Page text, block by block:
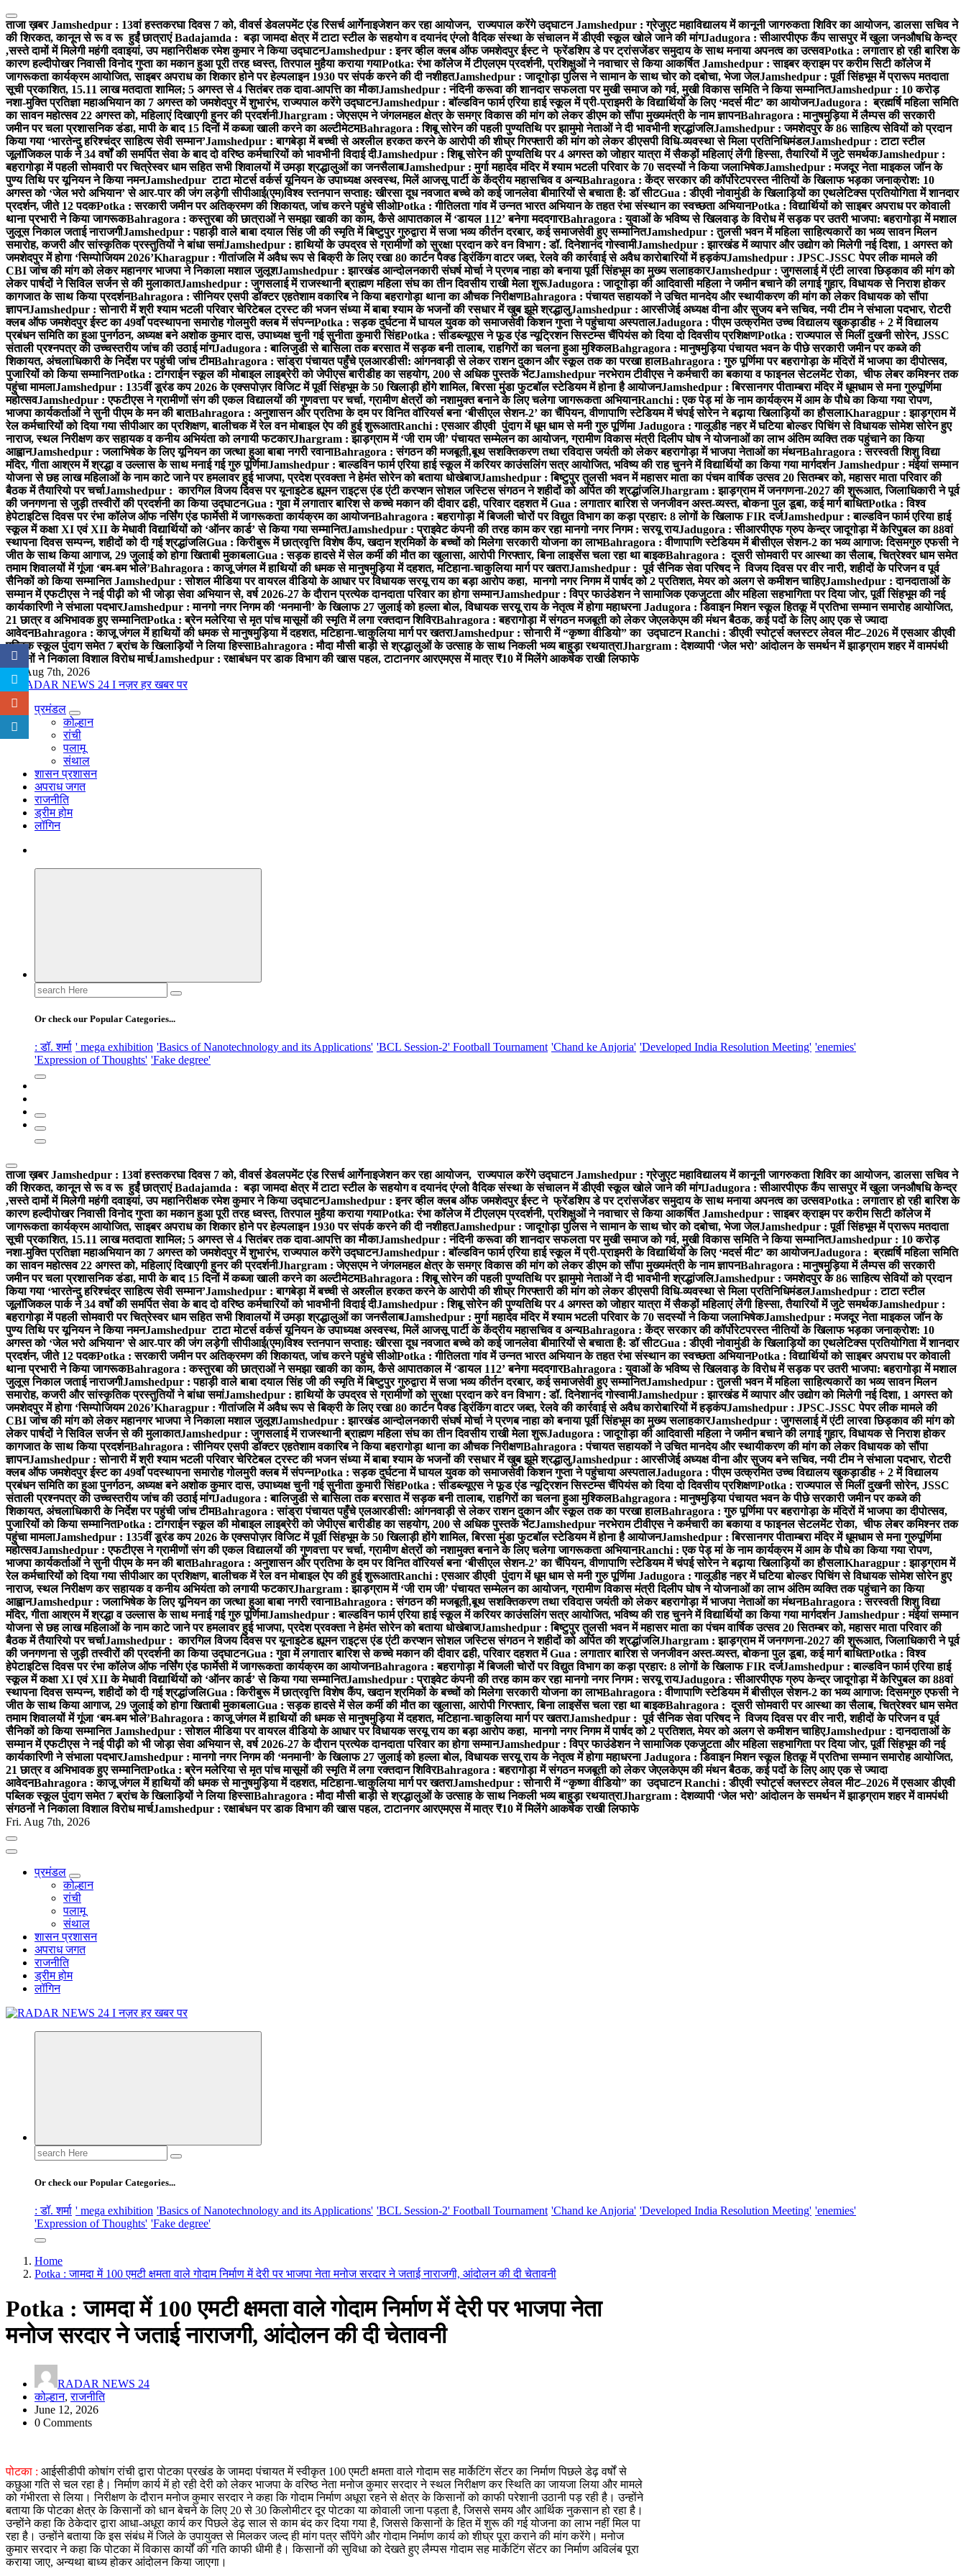
Skip
to
content
ताजा ख़बरJamshedpur : 13वां हस्तकरघा दिवस 7 को, वीवर्स डेवलपमेंट एंड रिसर्च आर्गेनाइजेशन कर रहा आयोजन, राज्यपाल करेंगे उद्घाटनJamshedpur : ग्रेजुएट महाविद्यालय में कानूनी जागरुकता शिविर का आयोजन, डालसा सचिव ने
की शिरकत, कानून से रू व रू हुईं छात्राएंBadajamda : बड़ा जामदा क्षेत्र में टाटा स्टील के सहयोग व दयानंद एंग्लो वैदिक संस्था के संचालन में डीएवी स्कूल खोले जाने की मांगJadugora : सीआरपीएफ कैंप सासपुर में खुला जनऔषधि केन्द्र
,सस्ते दामों में मिलेगी महंगी दवाइयां, उप महानिरीक्षक रमेश कुमार ने किया उद्घाटनJamshedpur : इनर व्हील क्लब ऑफ जमशेदपुर ईस्ट ने फ्रेंडशिप डे पर ट्रांसजेंडर समुदाय के साथ मनाया अपनत्व का उत्सवPotka : लगातार हो रही बारिश के
कारण हल्दीपोखर निवासी विनोद गुप्ता का मकान हुआ पूरी तरह ध्वस्त, तिरपाल मुहैया कराया गयाPotka: रंभा कॉलेज में टीएलएम प्रदर्शनी, प्रशिक्षुओं ने नवाचार से किया आकर्षितJamshedpur : साइबर क्राइम पर करीम सिटी कॉलेज में
जागरूकता कार्यक्रम आयोजित, साइबर अपराध का शिकार होने पर हेल्पलाइन 1930 पर संपर्क करने की दी नशीहतJamshedpur : जादूगोड़ा पुलिस ने सामान के साथ चोर को दबोचा, भेजा जेलJamshedpur : पूर्वी सिंहभूम में प्रारूप मतदाता
सूची प्रकाशित, 15.11 लाख मतदाता शामिल; 5 अगस्त से 4 सितंबर तक दावा-आपत्ति का मौकाJamshedpur : नंदिनी करूवा की शानदार सफलता पर मुखी समाज को गर्व, मुखी विकास समिति ने किया सम्मानितJamshedpur : 10 करोड़
नशा-मुक्ति प्रतिज्ञा महाअभियान का 7 अगस्त को जमशेदपुर में शुभारंभ, राज्यपाल करेंगे उद्घाटनJamshedpur : बॉल्डविन फार्म एरिया हाई स्कूल में प्री-प्राइमरी के विद्यार्थियों के लिए ‘मदर्स मीट’ का आयोजनJadugora : ब्रह्मर्षि महिला समिति
का सावन महोत्सव 22 अगस्त को, महिलाएं दिखाएगी हुनर की प्रदर्शनीJhargram : जेएसएम ने जंगलमहल क्षेत्र के समग्र विकास की मांग को लेकर डीएम को सौंपा मुख्यमंत्री के नाम ज्ञापनBahragora : मानुषमुड़िया में लैम्पस की सरकारी
जमीन पर चला प्रशासनिक डंडा, मापी के बाद 15 दिनों में कब्जा खाली करने का अल्टीमेटमBahragora : शिबू सोरेन की पहली पुण्यतिथि पर झामुमो नेताओं ने दी भावभीनी श्रद्धांजलिJamshedpur : जमशेदपुर के 86 साहित्य सेवियों को प्रदान
किया गया ‘भारतेन्दु हरिश्चंद्र साहित्य सेवी सम्मान’Jamshedpur : बागबेड़ा में बच्ची से अश्लील हरकत करने के आरोपी की शीघ्र गिरफ्तारी की मांग को लेकर डीएसपी विधि-व्यवस्था से मिला प्रतिनिधिमंडलJamshedpur : टाटा स्टील
जूलॉजिकल पार्क ने 34 वर्षों की समर्पित सेवा के बाद दो वरिष्ठ कर्मचारियों को भावभीनी विदाई दीJamshedpur : शिबू सोरेन की पुण्यतिथि पर 4 अगस्त को जोहार यात्रा में सैकड़ों महिलाएं लेंगी हिस्सा, तैयारियों में जुटे समर्थकJamshedpur :
बहरागोड़ा में पहली सोमवारी पर चित्रेस्वर धाम सहित सभी शिवालयों में उमड़ा श्रद्धालुओं का जनसैलाबJamshedpur : मुर्गा महादेव मंदिर में श्याम भटली परिवार के 70 सदस्यों ने किया जलाभिषेकJamshedpur : मजदूर नेता माइकल जॉन के
पुण्य तिथि पर यूनियन ने किया नमनJamshedpur टाटा मोटर्स वर्कर्स यूनियन के उपाध्यक्ष अस्वस्थ, मिलें आजसू पार्टी के केंद्रीय महासचिव व अन्यBahragora : केंद्र सरकार की कॉर्पोरेटपरस्त नीतियों के खिलाफ भड़का जनाक्रोश: 10
अगस्त को ‘जेल भरो अभियान’ से आर-पार की जंग लड़ेगी सीपीआई(एम)विश्व स्तनपान सप्ताह: खीरसा दूध नवजात बच्चे को कई जानलेवा बीमारियों से बचाता है: डॉ सीटGua : डीएवी नोवामुंडी के खिलाड़ियों का एथलेटिक्स प्रतियोगिता में शानदार
प्रदर्शन, जीते 12 पदकPotka : सरकारी जमीन पर अतिक्रमण की शिकायत, जांच करने पहुंचे सीओPotka : गीतिलता गांव में उन्नत भारत अभियान के तहत रंभा संस्थान का स्वच्छता अभियानPotka : विद्यार्थियों को साइबर अपराध पर कोवाली
थाना प्रभारी ने किया जागरूकBahragora : कस्तुरबा की छात्राओं ने समझा खाकी का काम, कैसे आपातकाल में ‘डायल 112’ बनेगा मददगारBahragora : युवाओं के भविष्य से खिलवाड़ के विरोध में सड़क पर उतरी भाजपा: बहरागोड़ा में मशाल
जुलूस निकाल जताई नाराजगीJamshedpur : पहाड़ी वाले बाबा दयाल सिंह जी की स्मृति में बिष्टुपुर गुरुद्वारा में सजा भव्य कीर्तन दरबार, कई समाजसेवी हुए सम्मानितJamshedpur : तुलसी भवन में महिला साहित्यकारों का भव्य सावन मिलन
समारोह, कजरी और सांस्कृतिक प्रस्तुतियों ने बांधा समांJamshedpur : हाथियों के उपद्रव से ग्रामीणों को सुरक्षा प्रदान करे वन विभाग : डॉ. दिनेशानंद गोस्वामीJamshedpur : झारखंड में व्यापार और उद्योग को मिलेगी नई दिशा, 1 अगस्त को
जमशेदपुर में होगा ‘सिम्पोजियम 2026’Kharagpur : गीतांजलि में अवैध रूप से बिक्री के लिए रखा 80 कार्टन पैक्ड ड्रिंकिंग वाटर जब्त, रेलवे की कार्रवाई से अवैध कारोबारियों में हड़कंपJamshedpur : JPSC-JSSC पेपर लीक मामले की
CBI जांच की मांग को लेकर महानगर भाजपा ने निकाला मशाल जुलूशJamshedpur : झारखंड आन्दोलनकारी संघर्ष मोर्चा ने प्रणब नाहा को बनाया पूर्वी सिंहभूम का मुख्य सलाहकारJamshedpur : जुगसलाई में एंटी लारवा छिड़काव की मांग को
लेकर पार्षदों ने सिविल सर्जन से की मुलाकातJamshedpur : जुगसलाई में राजस्थानी ब्राह्मण महिला संघ का तीन दिवसीय राखी मेला शुरूJadugora : जादूगोड़ा की आदिवासी महिला ने जमीन बचाने की लगाई गुहार, विधायक से निराश होकर
कागजात के साथ किया प्रदर्शनBahragora : सीनियर एसपी डॉक्टर एहतेशाम वकारिब ने किया बहरागोड़ा थाना का औचक निरीक्षणBahragora : पंचायत सहायकों ने उचित मानदेय और स्थायीकरण की मांग को लेकर विधायक को सौंपा
ज्ञापनJamshedpur : सोनारी में श्री श्याम भटली परिवार चेरिटेबल ट्रस्ट की भजन संध्या में बाबा श्याम के भजनों की रसधार में खुब झूमे श्रद्धालुJamshedpur : आरसीजेई अध्यक्ष वीना और सुजय बने सचिव, नयी टीम ने संभाला पदभार, रोटरी
क्लब ऑफ जमशेदपुर ईस्ट का 49वाँ पदस्थापना समारोह गोलमुरी क्लब में संपन्नPotka : सड़क दुर्घटना में घायल युवक को समाजसेवी किशन गुप्ता ने पहुंचाया अस्पतालJadugora : पीएम उत्क्रमित उच्च विद्यालय खुकड़ाडीह + 2 में विद्यालय
प्रबंधन समिति का हुआ पुनर्गठन, अध्यक्ष बने अशोक कुमार दास, उपाध्यक्ष चुनी गई सुनीता कुमारी सिंहPotka : सीडब्ल्यूएस ने फूड एंड न्यूट्रिशन सिस्टम्स चैंपियंस को दिया दो दिवसीय प्रशिक्षणPotka : राज्यपाल से मिलीं दुखनी सोरेन, JSSC
संताली प्रश्नपत्र की उच्चस्तरीय जांच की उठाई मांगJadugora : बालिजुडी से बासिला तक बरसात में सड़क बनी तालाब, राहगिरों का चलना हुआ मुश्किलBahgragora : मानुषमुड़िया पंचायत भवन के पीछे सरकारी जमीन पर कब्जे की
शिकायत, अंचलाधिकारी के निर्देश पर पहुंची जांच टीमBahragora : सांड्रा पंचायत पहुँचे एलआरडीसी: आंगनवाड़ी से लेकर राशन दुकान और स्कूल तक का परखा हालBahragora : गुरु पूर्णिमा पर बहरागोड़ा के मंदिरों में भाजपा का दीपोत्सव,
पुजारियों को किया सम्मानितPotka : टांगराईन स्कूल की मोबाइल लाइब्रेरी को जेपीएस बारीडीह का सहयोग, 200 से अधिक पुस्तकें भेंटJamshedpur नरभेराम टीवीएस ने कर्मचारी का बकाया व फाइनल सेटलमेंट रोका, चीफ लेबर कमिश्नर तक
पहुंचा मामलाJamshedpur : 135वीं डूरंड कप 2026 के एक्सपोज़र विजिट में पूर्वी सिंहभूम के 50 खिलाड़ी होंगे शामिल, बिरसा मुंडा फुटबॉल स्टेडियम में होना है आयोजनJamshedpur : बिरसानगर पीताम्बरा मंदिर में धूमधाम से मना गुरुपूर्णिमा
महोत्सवJamshedpur : एफटीएस ने ग्रामीणों संग की एकल विद्यालयों की गुणवत्ता पर चर्चा, ग्रामीण क्षेत्रों को नशामुक्त बनाने के लिए चलेगा जागरूकता अभियानRanchi : एक पेड़ मां के नाम कार्यक्रम में आम के पौधे का किया गया रोपण,
भाजपा कार्यकर्ताओं ने सुनी पीएम के मन की बातBahragora : अनुशासन और प्रतिभा के दम पर विनित वॉरियर्स बना ‘बीसीएल सेशन-2’ का चैंपियन, वीणापाणि स्टेडियम में चंपई सोरेन ने बढ़ाया खिलाड़ियों का हौसलाKharagpur : झाड़ग्राम में
रेल कर्मचारियों को दिया गया सीपीआर का प्रशिक्षण, बालीचक में रेल वन मोबाइल ऐप की हुई शुरूआतRanchi : एसआर डीएवी पुंदाग में धूम धाम से मनी गुरु पूर्णिमाJadugora : गालूडीह नहर में घटिया बोल्डर पिचिंग से विधायक सोमेश सोरेन हुए
नाराज, स्थल निरीक्षण कर सहायक व कनीय अभियंता को लगायी फटकारJhargram : झाड़ग्राम में ‘जी राम जी’ पंचायत सम्मेलन का आयोजन, ग्रामीण विकास मंत्री दिलीप घोष ने योजनाओं का लाभ अंतिम व्यक्ति तक पहुंचाने का किया
आह्वानJamshedpur : जलाभिषेक के लिए यूनियन का जत्था हुआ बाबा नगरी रवानाBahragora : संगठन की मजबूती,बूथ सशक्तिकरण तथा रविदास जयंती को लेकर बहरागोड़ा में भाजपा नेताओं का मंथनBahragora : सरस्वती शिशु विद्या
मंदिर, गीता आश्रम में श्रद्धा व उल्लास के साथ मनाई गई गुरु पूर्णिमाJamshedpur : बाल्डविन फार्म एरिया हाई स्कूल में करियर काउंसलिंग सत्र आयोजित, भविष्य की राह चुनने में विद्यार्थियों का किया गया मार्गदर्शनJamshedpur : मंईयां सम्मान
योजना से छह लाख महिलाओं के नाम काटे जाने पर हमलावर हुई भाजपा, प्रदेश प्रवक्ता ने हेमंत सोरेन को बताया धोखेबाजJamshedpur : बिष्टुपुर तुलसी भवन में महासर माता का पंचम वार्षिक उत्सव 20 सितम्बर को, महासर माता परिवार की
बैठक में तैयारियो पर चर्चाJamshedpur : कारगिल विजय दिवस पर यूनाइटेड ह्यूमन राइट्स एंड एंटी करप्शन सोशल जस्टिस संगठन ने शहीदों को अर्पित की श्रद्धांजलिJhargram : झाड़ग्राम में जनगणना-2027 की शुरूआत, जिलाधिकारी ने पूर्व
की जनगणना से जुड़ी तस्वीरों की प्रदर्शनी का किया उद्घाटनGua : गुवा में लगातार बारिश से कच्चे मकान की दीवार ढही, परिवार दहशत मेंGua : लगातार बारिश से जनजीवन अस्त-व्यस्त, बोकना पुल डूबा, कई मार्ग बाधितPotka : विश्व
हेपेटाइटिस दिवस पर रंभा कॉलेज ऑफ नर्सिंग एंड फार्मेसी में जागरूकता कार्यक्रम का आयोजनBahragora : बहरागोड़ा में बिजली चोरों पर विद्युत विभाग का कड़ा प्रहार: 8 लोगों के खिलाफ FIR दर्जJamshedpur : बाल्डविन फार्म एरिया हाई
स्कूल में कक्षा XI एवं XII के मेधावी विद्यार्थियों को ‘ऑनर कार्ड’ से किया गया सम्मानितJamshedpur : प्राइवेट कंपनी की तरह काम कर रहा मानगो नगर निगम : सरयू रायJadugora : सीआरपीएफ ग्रुप केन्द्र जादूगोड़ा में केरिपुबल का 88वां
स्थापना दिवस सम्पन्न, शहीदों को दी गई श्रद्धांजलिGua : किरीबुरू में छात्रवृत्ति विशेष कैंप, खदान श्रमिकों के बच्चों को मिलेगा सरकारी योजना का लाभBahragora : वीणापाणि स्टेडियम में बीसीएल सेशन-2 का भव्य आगाज: दिसमगुरु एफसी ने
जीत के साथ किया आगाज, 29 जुलाई को होगा खिताबी मुकाबलाGua : सड़क हादसे में सेल कर्मी की मौत का खुलासा, आरोपी गिरफ्तार, बिना लाइसेंस चला रहा था बाइकBahragora : दूसरी सोमवारी पर आस्था का सैलाब, चित्रेश्वर धाम समेत
तमाम शिवालयों में गूंजा ‘बम-बम भोले’Bahragora : काजू जंगल में हाथियों की धमक से मानुषमुड़िया में दहशत, मटिहाना-चाकुलिया मार्ग पर खतराJamshedpur : पूर्व सैनिक सेवा परिषद ने विजय दिवस पर वीर नारी, शहीदों के परिजन व पूर्व
सैनिकों को किया सम्मानितJamshedpur : सोशल मीडिया पर वायरल वीडियो के आधार पर विधायक सरयू राय का बड़ा आरोप कहा, मानगो नगर निगम में पार्षद को 2 प्रतिशत, मेयर को अलग से कमीशन चाहिएJamshedpur : दानदाताओं के
सम्मान में एफटीएस ने नई पीढ़ी को भी जोड़ा सेवा अभियान से, वर्ष 2026-27 के दौरान प्रत्येक दानदाता परिवार का होगा सम्मानJamshedpur : विप्र फाउंडेशन ने सामाजिक एकजुटता और महिला सहभागिता पर दिया जोर, पूर्वी सिंहभूम की नई
कार्यकारिणी ने संभाला पदभारJamshedpur : मानगो नगर निगम की ‘मनमानी’ के खिलाफ 27 जुलाई को हल्ला बोल, विधायक सरयू राय के नेतृत्व में होगा महाधरनाJadugora : डिवाइन मिशन स्कूल हितकू में प्रतिभा सम्मान समारोह आयोजित,
21 छात्र व अभिभावक हुए सम्मानितPotka : ब्रेन मलेरिया से मृत पांच मासूमों की स्मृति में लगा रक्तदान शिविरBahragora : बहरागोड़ा में संगठन मजबूती को लेकर जेएलकेएम की मंथन बैठक, कई पदों के लिए आए एक से ज्यादा
आवेदनBahragora : काजू जंगल में हाथियों की धमक से मानुषमुड़िया में दहशत, मटिहाना-चाकुलिया मार्ग पर खतराJamshedpur : सोनारी में “कृष्णा वीडियो” का उद्घाटनRanchi : डीएवी स्पोर्ट्स क्लस्टर लेवल मीट–2026 में एसआर डीएवी
पब्लिक स्कूल पुंदाग समेत 7 ब्रांच के खिलाड़ियों ने लिया हिस्साBahragora : मौदा मौसी बाड़ी से श्रद्धालुओं के उत्साह के साथ निकली भव्य बाहुड़ा रथयात्राJhargram : देशव्यापी ‘जेल भरो’ आंदोलन के समर्थन में झाड़ग्राम शहर में वामपंथी
संगठनों ने निकाला विशाल विरोध मार्चJamshedpur : रक्षाबंधन पर डाक विभाग की खास पहल, टाटानगर आरएमएस में मात्र ₹10 में मिलेंगे आकर्षक राखी लिफाफे
Fri. Aug 7th, 2026
नज़र हर खबर पर
प्रमंडल
कोल्हान
रांची
पलामू
संथाल
शासन प्रशासन
अपराध जगत
राजनीति
ड्रीम होम
लॉगिन
Search
for:
Or check our Popular Categories...
: डॉ. शर्मा ' mega exhibition 'Basics of Nanotechnology and its Applications' 'BCL Session-2' Football Tournament 'Chand ke Anjoria' 'Developed India Resolution Meeting' 'enemies'
'Expression of Thoughts' 'Fake degree'
ताजा ख़बरJamshedpur : 13वां हस्तकरघा दिवस 7 को, वीवर्स डेवलपमेंट एंड रिसर्च आर्गेनाइजेशन कर रहा आयोजन, राज्यपाल करेंगे उद्घाटनJamshedpur : ग्रेजुएट महाविद्यालय में कानूनी जागरुकता शिविर का आयोजन, डालसा सचिव ने
की शिरकत, कानून से रू व रू हुईं छात्राएंBadajamda : बड़ा जामदा क्षेत्र में टाटा स्टील के सहयोग व दयानंद एंग्लो वैदिक संस्था के संचालन में डीएवी स्कूल खोले जाने की मांगJadugora : सीआरपीएफ कैंप सासपुर में खुला जनऔषधि केन्द्र
,सस्ते दामों में मिलेगी महंगी दवाइयां, उप महानिरीक्षक रमेश कुमार ने किया उद्घाटनJamshedpur : इनर व्हील क्लब ऑफ जमशेदपुर ईस्ट ने फ्रेंडशिप डे पर ट्रांसजेंडर समुदाय के साथ मनाया अपनत्व का उत्सवPotka : लगातार हो रही बारिश के
कारण हल्दीपोखर निवासी विनोद गुप्ता का मकान हुआ पूरी तरह ध्वस्त, तिरपाल मुहैया कराया गयाPotka: रंभा कॉलेज में टीएलएम प्रदर्शनी, प्रशिक्षुओं ने नवाचार से किया आकर्षितJamshedpur : साइबर क्राइम पर करीम सिटी कॉलेज में
जागरूकता कार्यक्रम आयोजित, साइबर अपराध का शिकार होने पर हेल्पलाइन 1930 पर संपर्क करने की दी नशीहतJamshedpur : जादूगोड़ा पुलिस ने सामान के साथ चोर को दबोचा, भेजा जेलJamshedpur : पूर्वी सिंहभूम में प्रारूप मतदाता
सूची प्रकाशित, 15.11 लाख मतदाता शामिल; 5 अगस्त से 4 सितंबर तक दावा-आपत्ति का मौकाJamshedpur : नंदिनी करूवा की शानदार सफलता पर मुखी समाज को गर्व, मुखी विकास समिति ने किया सम्मानितJamshedpur : 10 करोड़
नशा-मुक्ति प्रतिज्ञा महाअभियान का 7 अगस्त को जमशेदपुर में शुभारंभ, राज्यपाल करेंगे उद्घाटनJamshedpur : बॉल्डविन फार्म एरिया हाई स्कूल में प्री-प्राइमरी के विद्यार्थियों के लिए ‘मदर्स मीट’ का आयोजनJadugora : ब्रह्मर्षि महिला समिति
का सावन महोत्सव 22 अगस्त को, महिलाएं दिखाएगी हुनर की प्रदर्शनीJhargram : जेएसएम ने जंगलमहल क्षेत्र के समग्र विकास की मांग को लेकर डीएम को सौंपा मुख्यमंत्री के नाम ज्ञापनBahragora : मानुषमुड़िया में लैम्पस की सरकारी
जमीन पर चला प्रशासनिक डंडा, मापी के बाद 15 दिनों में कब्जा खाली करने का अल्टीमेटमBahragora : शिबू सोरेन की पहली पुण्यतिथि पर झामुमो नेताओं ने दी भावभीनी श्रद्धांजलिJamshedpur : जमशेदपुर के 86 साहित्य सेवियों को प्रदान
किया गया ‘भारतेन्दु हरिश्चंद्र साहित्य सेवी सम्मान’Jamshedpur : बागबेड़ा में बच्ची से अश्लील हरकत करने के आरोपी की शीघ्र गिरफ्तारी की मांग को लेकर डीएसपी विधि-व्यवस्था से मिला प्रतिनिधिमंडलJamshedpur : टाटा स्टील
जूलॉजिकल पार्क ने 34 वर्षों की समर्पित सेवा के बाद दो वरिष्ठ कर्मचारियों को भावभीनी विदाई दीJamshedpur : शिबू सोरेन की पुण्यतिथि पर 4 अगस्त को जोहार यात्रा में सैकड़ों महिलाएं लेंगी हिस्सा, तैयारियों में जुटे समर्थकJamshedpur :
बहरागोड़ा में पहली सोमवारी पर चित्रेस्वर धाम सहित सभी शिवालयों में उमड़ा श्रद्धालुओं का जनसैलाबJamshedpur : मुर्गा महादेव मंदिर में श्याम भटली परिवार के 70 सदस्यों ने किया जलाभिषेकJamshedpur : मजदूर नेता माइकल जॉन के
पुण्य तिथि पर यूनियन ने किया नमनJamshedpur टाटा मोटर्स वर्कर्स यूनियन के उपाध्यक्ष अस्वस्थ, मिलें आजसू पार्टी के केंद्रीय महासचिव व अन्यBahragora : केंद्र सरकार की कॉर्पोरेटपरस्त नीतियों के खिलाफ भड़का जनाक्रोश: 10
अगस्त को ‘जेल भरो अभियान’ से आर-पार की जंग लड़ेगी सीपीआई(एम)विश्व स्तनपान सप्ताह: खीरसा दूध नवजात बच्चे को कई जानलेवा बीमारियों से बचाता है: डॉ सीटGua : डीएवी नोवामुंडी के खिलाड़ियों का एथलेटिक्स प्रतियोगिता में शानदार
प्रदर्शन, जीते 12 पदकPotka : सरकारी जमीन पर अतिक्रमण की शिकायत, जांच करने पहुंचे सीओPotka : गीतिलता गांव में उन्नत भारत अभियान के तहत रंभा संस्थान का स्वच्छता अभियानPotka : विद्यार्थियों को साइबर अपराध पर कोवाली
थाना प्रभारी ने किया जागरूकBahragora : कस्तुरबा की छात्राओं ने समझा खाकी का काम, कैसे आपातकाल में ‘डायल 112’ बनेगा मददगारBahragora : युवाओं के भविष्य से खिलवाड़ के विरोध में सड़क पर उतरी भाजपा: बहरागोड़ा में मशाल
जुलूस निकाल जताई नाराजगीJamshedpur : पहाड़ी वाले बाबा दयाल सिंह जी की स्मृति में बिष्टुपुर गुरुद्वारा में सजा भव्य कीर्तन दरबार, कई समाजसेवी हुए सम्मानितJamshedpur : तुलसी भवन में महिला साहित्यकारों का भव्य सावन मिलन
समारोह, कजरी और सांस्कृतिक प्रस्तुतियों ने बांधा समांJamshedpur : हाथियों के उपद्रव से ग्रामीणों को सुरक्षा प्रदान करे वन विभाग : डॉ. दिनेशानंद गोस्वामीJamshedpur : झारखंड में व्यापार और उद्योग को मिलेगी नई दिशा, 1 अगस्त को
जमशेदपुर में होगा ‘सिम्पोजियम 2026’Kharagpur : गीतांजलि में अवैध रूप से बिक्री के लिए रखा 80 कार्टन पैक्ड ड्रिंकिंग वाटर जब्त, रेलवे की कार्रवाई से अवैध कारोबारियों में हड़कंपJamshedpur : JPSC-JSSC पेपर लीक मामले की
CBI जांच की मांग को लेकर महानगर भाजपा ने निकाला मशाल जुलूशJamshedpur : झारखंड आन्दोलनकारी संघर्ष मोर्चा ने प्रणब नाहा को बनाया पूर्वी सिंहभूम का मुख्य सलाहकारJamshedpur : जुगसलाई में एंटी लारवा छिड़काव की मांग को
लेकर पार्षदों ने सिविल सर्जन से की मुलाकातJamshedpur : जुगसलाई में राजस्थानी ब्राह्मण महिला संघ का तीन दिवसीय राखी मेला शुरूJadugora : जादूगोड़ा की आदिवासी महिला ने जमीन बचाने की लगाई गुहार, विधायक से निराश होकर
कागजात के साथ किया प्रदर्शनBahragora : सीनियर एसपी डॉक्टर एहतेशाम वकारिब ने किया बहरागोड़ा थाना का औचक निरीक्षणBahragora : पंचायत सहायकों ने उचित मानदेय और स्थायीकरण की मांग को लेकर विधायक को सौंपा
ज्ञापनJamshedpur : सोनारी में श्री श्याम भटली परिवार चेरिटेबल ट्रस्ट की भजन संध्या में बाबा श्याम के भजनों की रसधार में खुब झूमे श्रद्धालुJamshedpur : आरसीजेई अध्यक्ष वीना और सुजय बने सचिव, नयी टीम ने संभाला पदभार, रोटरी
क्लब ऑफ जमशेदपुर ईस्ट का 49वाँ पदस्थापना समारोह गोलमुरी क्लब में संपन्नPotka : सड़क दुर्घटना में घायल युवक को समाजसेवी किशन गुप्ता ने पहुंचाया अस्पतालJadugora : पीएम उत्क्रमित उच्च विद्यालय खुकड़ाडीह + 2 में विद्यालय
प्रबंधन समिति का हुआ पुनर्गठन, अध्यक्ष बने अशोक कुमार दास, उपाध्यक्ष चुनी गई सुनीता कुमारी सिंहPotka : सीडब्ल्यूएस ने फूड एंड न्यूट्रिशन सिस्टम्स चैंपियंस को दिया दो दिवसीय प्रशिक्षणPotka : राज्यपाल से मिलीं दुखनी सोरेन, JSSC
संताली प्रश्नपत्र की उच्चस्तरीय जांच की उठाई मांगJadugora : बालिजुडी से बासिला तक बरसात में सड़क बनी तालाब, राहगिरों का चलना हुआ मुश्किलBahgragora : मानुषमुड़िया पंचायत भवन के पीछे सरकारी जमीन पर कब्जे की
शिकायत, अंचलाधिकारी के निर्देश पर पहुंची जांच टीमBahragora : सांड्रा पंचायत पहुँचे एलआरडीसी: आंगनवाड़ी से लेकर राशन दुकान और स्कूल तक का परखा हालBahragora : गुरु पूर्णिमा पर बहरागोड़ा के मंदिरों में भाजपा का दीपोत्सव,
पुजारियों को किया सम्मानितPotka : टांगराईन स्कूल की मोबाइल लाइब्रेरी को जेपीएस बारीडीह का सहयोग, 200 से अधिक पुस्तकें भेंटJamshedpur नरभेराम टीवीएस ने कर्मचारी का बकाया व फाइनल सेटलमेंट रोका, चीफ लेबर कमिश्नर तक
पहुंचा मामलाJamshedpur : 135वीं डूरंड कप 2026 के एक्सपोज़र विजिट में पूर्वी सिंहभूम के 50 खिलाड़ी होंगे शामिल, बिरसा मुंडा फुटबॉल स्टेडियम में होना है आयोजनJamshedpur : बिरसानगर पीताम्बरा मंदिर में धूमधाम से मना गुरुपूर्णिमा
महोत्सवJamshedpur : एफटीएस ने ग्रामीणों संग की एकल विद्यालयों की गुणवत्ता पर चर्चा, ग्रामीण क्षेत्रों को नशामुक्त बनाने के लिए चलेगा जागरूकता अभियानRanchi : एक पेड़ मां के नाम कार्यक्रम में आम के पौधे का किया गया रोपण,
भाजपा कार्यकर्ताओं ने सुनी पीएम के मन की बातBahragora : अनुशासन और प्रतिभा के दम पर विनित वॉरियर्स बना ‘बीसीएल सेशन-2’ का चैंपियन, वीणापाणि स्टेडियम में चंपई सोरेन ने बढ़ाया खिलाड़ियों का हौसलाKharagpur : झाड़ग्राम में
रेल कर्मचारियों को दिया गया सीपीआर का प्रशिक्षण, बालीचक में रेल वन मोबाइल ऐप की हुई शुरूआतRanchi : एसआर डीएवी पुंदाग में धूम धाम से मनी गुरु पूर्णिमाJadugora : गालूडीह नहर में घटिया बोल्डर पिचिंग से विधायक सोमेश सोरेन हुए
नाराज, स्थल निरीक्षण कर सहायक व कनीय अभियंता को लगायी फटकारJhargram : झाड़ग्राम में ‘जी राम जी’ पंचायत सम्मेलन का आयोजन, ग्रामीण विकास मंत्री दिलीप घोष ने योजनाओं का लाभ अंतिम व्यक्ति तक पहुंचाने का किया
आह्वानJamshedpur : जलाभिषेक के लिए यूनियन का जत्था हुआ बाबा नगरी रवानाBahragora : संगठन की मजबूती,बूथ सशक्तिकरण तथा रविदास जयंती को लेकर बहरागोड़ा में भाजपा नेताओं का मंथनBahragora : सरस्वती शिशु विद्या
मंदिर, गीता आश्रम में श्रद्धा व उल्लास के साथ मनाई गई गुरु पूर्णिमाJamshedpur : बाल्डविन फार्म एरिया हाई स्कूल में करियर काउंसलिंग सत्र आयोजित, भविष्य की राह चुनने में विद्यार्थियों का किया गया मार्गदर्शनJamshedpur : मंईयां सम्मान
योजना से छह लाख महिलाओं के नाम काटे जाने पर हमलावर हुई भाजपा, प्रदेश प्रवक्ता ने हेमंत सोरेन को बताया धोखेबाजJamshedpur : बिष्टुपुर तुलसी भवन में महासर माता का पंचम वार्षिक उत्सव 20 सितम्बर को, महासर माता परिवार की
बैठक में तैयारियो पर चर्चाJamshedpur : कारगिल विजय दिवस पर यूनाइटेड ह्यूमन राइट्स एंड एंटी करप्शन सोशल जस्टिस संगठन ने शहीदों को अर्पित की श्रद्धांजलिJhargram : झाड़ग्राम में जनगणना-2027 की शुरूआत, जिलाधिकारी ने पूर्व
की जनगणना से जुड़ी तस्वीरों की प्रदर्शनी का किया उद्घाटनGua : गुवा में लगातार बारिश से कच्चे मकान की दीवार ढही, परिवार दहशत मेंGua : लगातार बारिश से जनजीवन अस्त-व्यस्त, बोकना पुल डूबा, कई मार्ग बाधितPotka : विश्व
हेपेटाइटिस दिवस पर रंभा कॉलेज ऑफ नर्सिंग एंड फार्मेसी में जागरूकता कार्यक्रम का आयोजनBahragora : बहरागोड़ा में बिजली चोरों पर विद्युत विभाग का कड़ा प्रहार: 8 लोगों के खिलाफ FIR दर्जJamshedpur : बाल्डविन फार्म एरिया हाई
स्कूल में कक्षा XI एवं XII के मेधावी विद्यार्थियों को ‘ऑनर कार्ड’ से किया गया सम्मानितJamshedpur : प्राइवेट कंपनी की तरह काम कर रहा मानगो नगर निगम : सरयू रायJadugora : सीआरपीएफ ग्रुप केन्द्र जादूगोड़ा में केरिपुबल का 88वां
स्थापना दिवस सम्पन्न, शहीदों को दी गई श्रद्धांजलिGua : किरीबुरू में छात्रवृत्ति विशेष कैंप, खदान श्रमिकों के बच्चों को मिलेगा सरकारी योजना का लाभBahragora : वीणापाणि स्टेडियम में बीसीएल सेशन-2 का भव्य आगाज: दिसमगुरु एफसी ने
जीत के साथ किया आगाज, 29 जुलाई को होगा खिताबी मुकाबलाGua : सड़क हादसे में सेल कर्मी की मौत का खुलासा, आरोपी गिरफ्तार, बिना लाइसेंस चला रहा था बाइकBahragora : दूसरी सोमवारी पर आस्था का सैलाब, चित्रेश्वर धाम समेत
तमाम शिवालयों में गूंजा ‘बम-बम भोले’Bahragora : काजू जंगल में हाथियों की धमक से मानुषमुड़िया में दहशत, मटिहाना-चाकुलिया मार्ग पर खतराJamshedpur : पूर्व सैनिक सेवा परिषद ने विजय दिवस पर वीर नारी, शहीदों के परिजन व पूर्व
सैनिकों को किया सम्मानितJamshedpur : सोशल मीडिया पर वायरल वीडियो के आधार पर विधायक सरयू राय का बड़ा आरोप कहा, मानगो नगर निगम में पार्षद को 2 प्रतिशत, मेयर को अलग से कमीशन चाहिएJamshedpur : दानदाताओं के
सम्मान में एफटीएस ने नई पीढ़ी को भी जोड़ा सेवा अभियान से, वर्ष 2026-27 के दौरान प्रत्येक दानदाता परिवार का होगा सम्मानJamshedpur : विप्र फाउंडेशन ने सामाजिक एकजुटता और महिला सहभागिता पर दिया जोर, पूर्वी सिंहभूम की नई
कार्यकारिणी ने संभाला पदभारJamshedpur : मानगो नगर निगम की ‘मनमानी’ के खिलाफ 27 जुलाई को हल्ला बोल, विधायक सरयू राय के नेतृत्व में होगा महाधरनाJadugora : डिवाइन मिशन स्कूल हितकू में प्रतिभा सम्मान समारोह आयोजित,
21 छात्र व अभिभावक हुए सम्मानितPotka : ब्रेन मलेरिया से मृत पांच मासूमों की स्मृति में लगा रक्तदान शिविरBahragora : बहरागोड़ा में संगठन मजबूती को लेकर जेएलकेएम की मंथन बैठक, कई पदों के लिए आए एक से ज्यादा
आवेदनBahragora : काजू जंगल में हाथियों की धमक से मानुषमुड़िया में दहशत, मटिहाना-चाकुलिया मार्ग पर खतराJamshedpur : सोनारी में “कृष्णा वीडियो” का उद्घाटनRanchi : डीएवी स्पोर्ट्स क्लस्टर लेवल मीट–2026 में एसआर डीएवी
पब्लिक स्कूल पुंदाग समेत 7 ब्रांच के खिलाड़ियों ने लिया हिस्साBahragora : मौदा मौसी बाड़ी से श्रद्धालुओं के उत्साह के साथ निकली भव्य बाहुड़ा रथयात्राJhargram : देशव्यापी ‘जेल भरो’ आंदोलन के समर्थन में झाड़ग्राम शहर में वामपंथी
संगठनों ने निकाला विशाल विरोध मार्चJamshedpur : रक्षाबंधन पर डाक विभाग की खास पहल, टाटानगर आरएमएस में मात्र ₹10 में मिलेंगे आकर्षक राखी लिफाफे
Fri. Aug 7th, 2026
प्रमंडल
कोल्हान
रांची
पलामू
संथाल
शासन प्रशासन
अपराध जगत
राजनीति
ड्रीम होम
लॉगिन
Search
for:
Or check our Popular Categories...
: डॉ. शर्मा ' mega exhibition 'Basics of Nanotechnology and its Applications' 'BCL Session-2' Football Tournament 'Chand ke Anjoria' 'Developed India Resolution Meeting' 'enemies'
'Expression of Thoughts' 'Fake degree'
Home
Potka : जामदा में 100 एमटी क्षमता वाले गोदाम निर्माण में देरी पर भाजपा नेता मनोज सरदार ने जताई नाराजगी, आंदोलन की दी चेतावनी
Potka : जामदा में 100 एमटी क्षमता वाले गोदाम निर्माण में देरी पर भाजपा नेता
मनोज सरदार ने जताई नाराजगी, आंदोलन की दी चेतावनी
RADAR NEWS 24
कोल्हान,राजनीति
June 12, 2026
0 Comments
पोटका : आईसीडीपी कोषांग रांची द्वारा पोटका प्रखंड के जामदा पंचायत में स्वीकृत 100 एमटी क्षमता वाले गोदाम सह मार्केटिंग सेंटर का निर्माण पिछले डेढ़ वर्षों से
कछुआ गति से चल रहा है। निर्माण कार्य में हो रही देरी को लेकर भाजपा के वरिष्ठ नेता मनोज कुमार सरदार ने स्थल निरीक्षण कर स्थिति का जायजा लिया और मामले
को गंभीरता से लिया। निरीक्षण के दौरान मनोज कुमार सरदार ने कहा कि गोदाम निर्माण अधूरा रहने से क्षेत्र के किसानों को काफी परेशानी उठानी पड़ रही है। उन्होंने
बताया कि पोटका क्षेत्र के किसानों को धान बेचने के लिए 20 से 30 किलोमीटर दूर पोटका या कोवाली जाना पड़ता है, जिससे समय और आर्थिक नुकसान हो रहा है।
उन्होंने कहा कि ठेकेदार द्वारा आधा-अधूरा कार्य कर पिछले डेढ़ साल से काम बंद कर दिया गया है, जिससे किसानों के हित में शुरू की गई योजना का लाभ नहीं मिल पा
रहा है। उन्होंने बताया कि इस संबंध में जिले के उपायुक्त से मिलकर जल्द ही मांग पत्र सौंपेंगे और गोदाम निर्माण कार्य को शीघ्र पूरा कराने की मांग करेंगे। मनोज
कुमार सरदार ने कहा कि पोटका में विकास कार्यों की गति काफी धीमी है। किसानों की सुविधा को देखते हुए लैम्पस गोदाम सह मार्केटिंग सेंटर का निर्माण अविलंब पूरा
कराया जाए, अन्यथा बाध्य होकर आंदोलन किया जाएगा।